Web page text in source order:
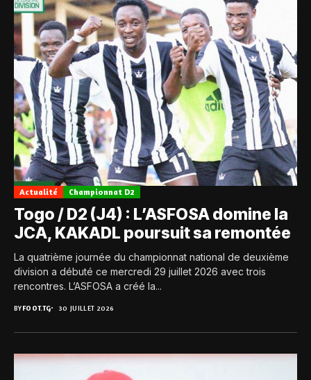
Actualité Championnat D2
Togo / D2 (J4) : L’ASFOSA domine la
JCA, KAKADL poursuit sa remontée
La quatrième journée du championnat national de deuxième
division a débuté ce mercredi 29 juillet 2026 avec trois
rencontres. L’ASFOSA a créé la...
BYFOOT.TG 30 JUILLET 2026